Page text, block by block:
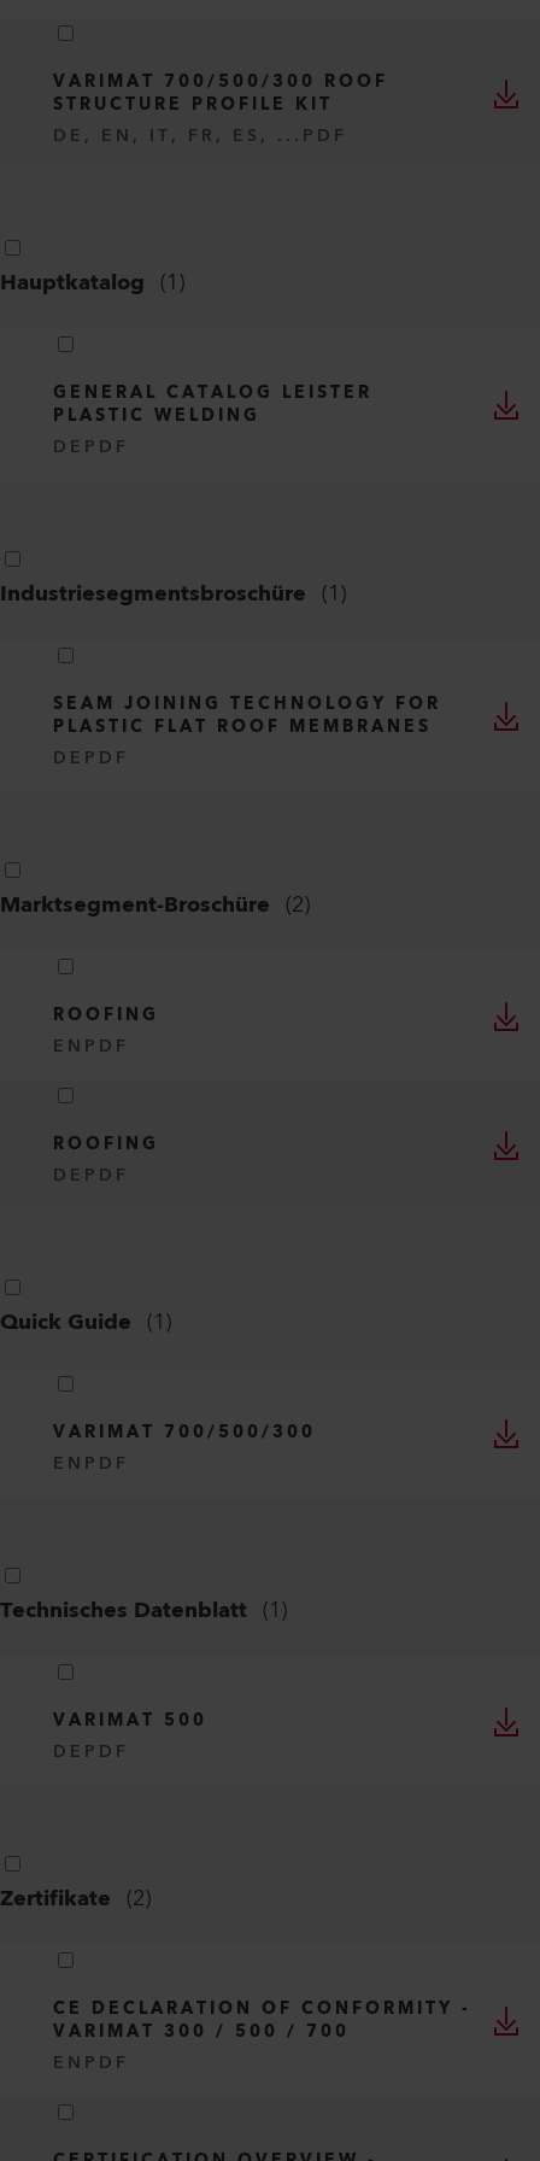
VARIMAT 700/500/300 ROOF
STRUCTURE PROFILE KIT
DE, EN, IT, FR, ES, ... PDF
Hauptkatalog (1)
GENERAL CATALOG LEISTER
PLASTIC WELDING
DE PDF
Industriesegmentsbroschüre (1)
SEAM JOINING TECHNOLOGY FOR
PLASTIC FLAT ROOF MEMBRANES
DE PDF
Marktsegment-Broschüre (2)
ROOFING
EN PDF
ROOFING
DE PDF
Quick Guide (1)
VARIMAT 700/500/300
EN PDF
Technisches Datenblatt (1)
VARIMAT 500
DE PDF
Zertifikate (2)
CE DECLARATION OF CONFORMITY -
VARIMAT 300 / 500 / 700
EN PDF